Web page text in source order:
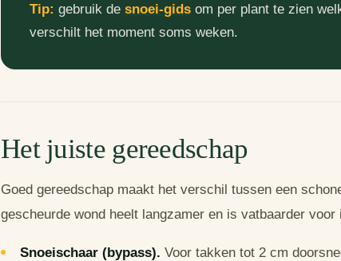
Tip: gebruik de snoei-gids om per plant te zien
verschilt het moment soms weken.
Het juiste gereedschap
Goed gereedschap maakt het verschil tussen een
gescheurde wond heelt langzamer en is vatbaarder
Snoeischaar (bypass). Voor takken tot 2 cm